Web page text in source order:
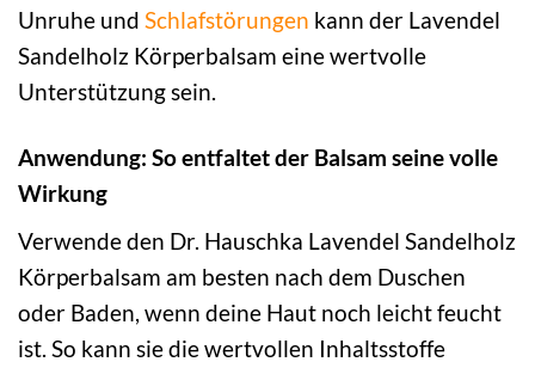
Unruhe und Schlafstörungen kann der Lavendel
Sandelholz Körperbalsam eine wertvolle
Unterstützung sein.
Anwendung: So entfaltet der Balsam seine volle
Wirkung
Verwende den Dr. Hauschka Lavendel Sandelholz
Körperbalsam am besten nach dem Duschen
oder Baden, wenn deine Haut noch leicht feucht
ist. So kann sie die wertvollen Inhaltsstoffe